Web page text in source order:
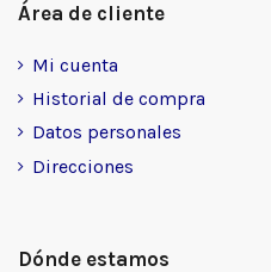
Área de cliente
Mi cuenta
Historial de compra
Datos personales
Direcciones
Dónde estamos